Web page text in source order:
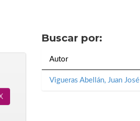
Buscar por:
Autor
Vigueras Abellán, Juan José